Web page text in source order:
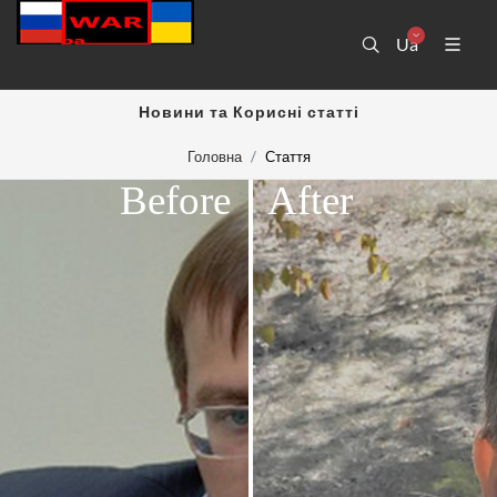
Ua
Новини та Корисні статті
Головна Стаття
After
Before